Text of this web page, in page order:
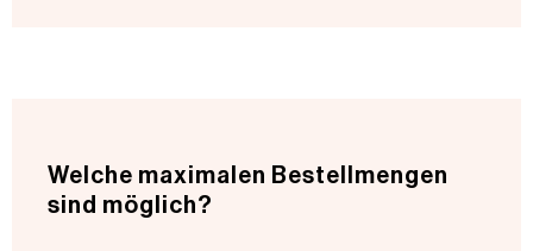
Welche maximalen Bestellmengen
sind möglich?